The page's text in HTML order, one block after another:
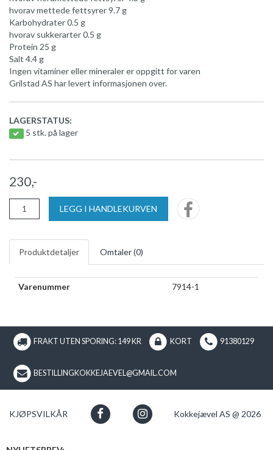
hvorav mettede fettsyrer 9.7 g
Karbohydrater 0.5 g
hvorav sukkerarter 0.5 g
Protein 25 g
Salt 4.4 g
Ingen vitaminer eller mineraler er oppgitt for varen
Grilstad AS har levert informasjonen over.
LAGERSTATUS:
5 stk. på lager
230,-
LEGG I HANDLEKURVEN
Produktdetaljer Omtaler (0)
Varenummer 7914-1
FRAKT UTEN SPORING: 149 KR KORT 91380129
BESTILLINGKOKKEJAEVEL@GMAIL.COM
KJØPSVILKÅR Kokkejævel AS @ 2026